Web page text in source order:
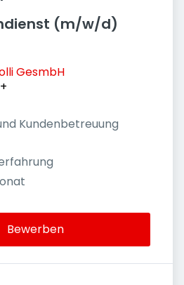
(m/w/d)
GesmbH
+
Kundenbetreuung
Bewerben